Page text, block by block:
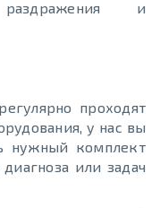
и
проходят
у нас вы
нужный комплект
или задач